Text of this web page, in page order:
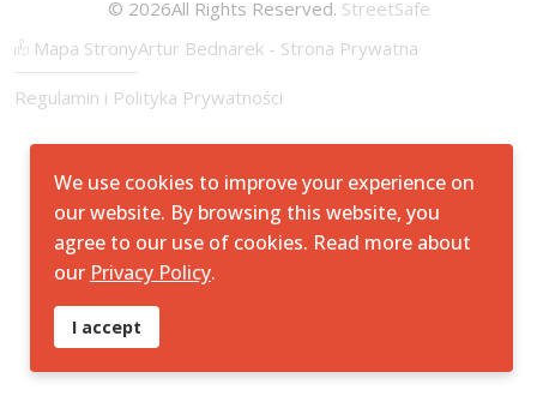
© 2026All Rights Reserved. StreetSafe
Mapa StronyArtur Bednarek - Strona Prywatna
Regulamin i Polityka Prywatności
We use cookies to improve your experience on
our website. By browsing this website, you
agree to our use of cookies. Read more about
our Privacy Policy.
I accept